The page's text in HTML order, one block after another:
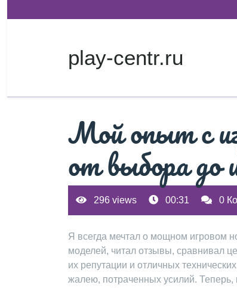
к
play-centr.ru
Мой опыт с
от выбора до
296 views 00:31 0
Я всегда мечтал о мощном игровом
моделей, читал отзывы, сравнивал
их репутации и отличных
жалею, потраченных усилий. Теперь,